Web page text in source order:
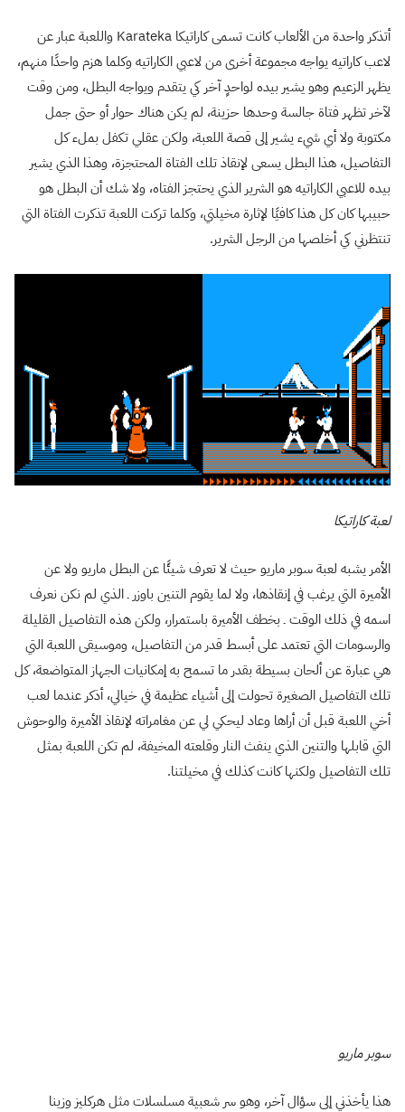
أتذكر واحدة من الألعاب كانت تسمى كاراتيكا Karateka واللعبة عبار عن
لاعب كاراتيه يواجه مجموعة أخرى من لاعبي الكاراتيه وكلما هزم واحدًا منهم،
يظهر الزعيم وهو يشير بيده لواحدٍ آخر كي يتقدم ويواجه البطل، ومن وقت
لآخر تظهر فتاة جالسة وحدها حزينة، لم يكن هناك حوار أو حتى جمل
مكتوبة ولا أي شيء يشير إلى قصة اللعبة، ولكن عقلي تكفل بملء كل
التفاصيل، هذا البطل يسعى لإنقاذ تلك الفتاة المحتجزة، وهذا الذي يشير
بيده للاعبي الكاراتيه هو الشرير الذي يحتجز الفتاه، ولا شك أن البطل هو
حبيبها كان كل هذا كافيًا لإثارة مخيلتي، وكلما تركت اللعبة تذكرت الفتاة التي
تنتظرني كي أخلصها من الرجل الشرير.
لعبة كاراتيكا
الأمر يشبه لعبة سوبر ماريو حيث لا تعرف شيئًا عن البطل ماريو ولا عن
الأميرة التي يرغب في إنقاذها، ولا لما يقوم التنين باوزر ـ الذي لم نكن نعرف
اسمه في ذلك الوقت ـ بخطف الأميرة باستمرار، ولكن هذه التفاصيل القليلة
والرسومات التي تعتمد على أبسط قدر من التفاصيل، وموسيقى اللعبة التي
هي عبارة عن ألحان بسيطة بقدر ما تسمح به إمكانيات الجهاز المتواضعة، كل
تلك التفاصيل الصغيرة تحولت إلى أشياء عظيمة في خيالي، أذكر عندما لعب
أخي اللعبة قبل أن أراها وعاد ليحكي لي عن مغامراته لإنقاذ الأميرة والوحوش
التي قابلها والتنين الذي ينفث النار وقلعته المخيفة، لم تكن اللعبة بمثل
تلك التفاصيل ولكنها كانت كذلك في مخيلتنا.
سوبر ماريو
هذا يأخذني إلى سؤال آخر، وهو سر شعبية مسلسلات مثل هركليز وزينا